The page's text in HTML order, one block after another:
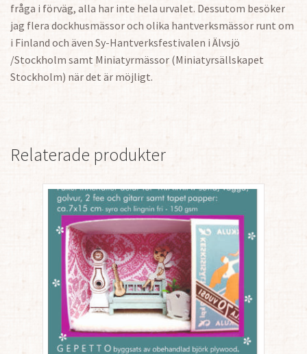
fråga i förväg, alla har inte hela urvalet. Dessutom besöker
jag flera dockhusmässor och olika hantverksmässor runt om
i Finland och även Sy-Hantverksfestivalen i Älvsjö
/Stockholm samt Miniatyrmässor (Miniatyrsällskapet
Stockholm) när det är möjligt.
Relaterade produkter